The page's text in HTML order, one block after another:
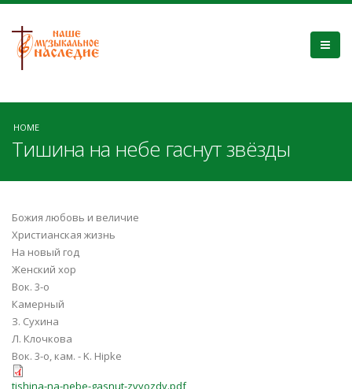
HOME
Тишина на небе гаснут звёзды
Божия любовь и величие
Христианская жизнь
На новый год
Женский хор
Вок. 3-о
Камерный
З. Сухина
Л. Клочкова
Вок. 3-о, кам. - K. Hipke
tishina-na-nebe-gasnut-zvyozdy.pdf